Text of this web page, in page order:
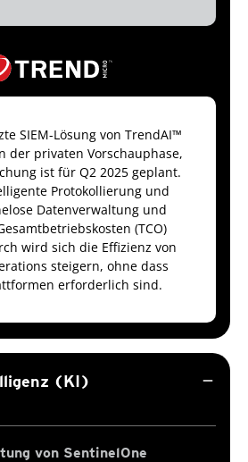
SIEM-Lösung von TrendAI™
der privaten Vorschauphase,
ist für Q2 2025 geplant.
Protokollierung und
Datenverwaltung und
(TCO)
wird sich die Effizienz von
steigern, ohne dass
erforderlich sind.
(KI) remove
von SentinelOne